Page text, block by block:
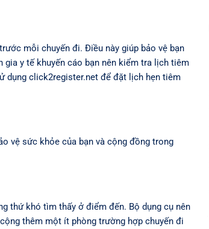
mỗi chuyến đi. Điều này giúp bảo vệ bạn
gia y tế khuyến cáo bạn nên kiểm tra lịch tiêm
dụng click2register.net để đặt lịch hẹn tiêm
vệ sức khỏe của bạn và cộng đồng trong
thứ khó tìm thấy ở điểm đến. Bộ dụng cụ nên
thêm một ít phòng trường hợp chuyến đi